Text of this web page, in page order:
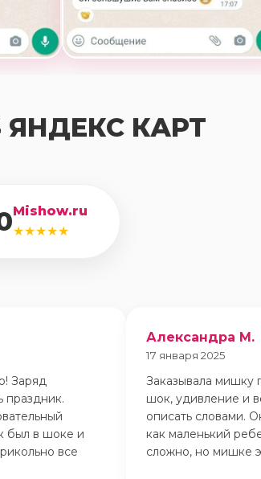
КАРТ
Mishow.ru
★★★★★
Заряд
праздник.
был в шоке и
все
Александра М.
17 января 2025
Заказывала мишку
шок, удивление и
описать словами.
как маленький
сложно, но мишке